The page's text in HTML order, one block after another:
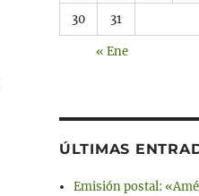
30 31
« Ene
ÚLTIMAS
Emisión postal: